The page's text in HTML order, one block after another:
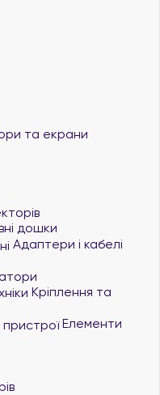
та екрани
дошки
Адаптери і кабелі
Кріплення та
Елементи